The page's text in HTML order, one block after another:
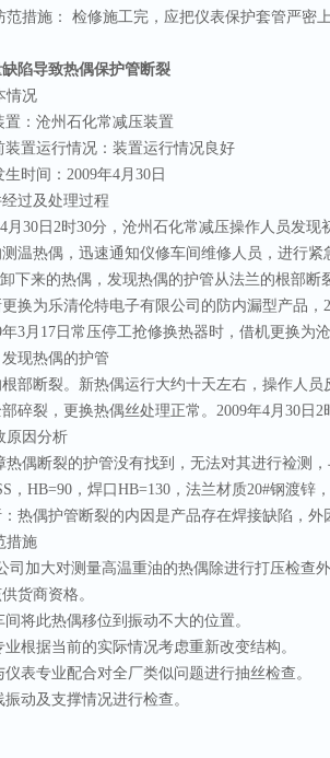
范措施： 检修施工完，应把仪表保护套管严密
陷导致热偶保护管断裂
情况
置：沧州石化常减压装置
装置运行情况：装置运行情况良好
时间：2009年4月30日
过及处理过程
月30日2时30分，沧州石化常减压操作人员发
温热偶，迅速通知仪修车间维修人员，进行紧
下来的热偶，发现热偶的护管从法兰的根部断
换为乐清伦特电子有限公司的防内漏型产品
年3月17日常压停工抢修换热器时，借机更换为
现热偶的护管
部断裂。新热偶运行大约十天左右，操作人
碎裂，更换热偶丝处理正常。2009年4月30日2
原因分析
热偶断裂的护管没有找到，无法对其进行裣测
，HB=90，焊口HB=130，法兰材质20#钢渡
热偶护管断裂的内因是产品存在焊接缺陷，外
措施
司加大对测量高温重油的热偶除进行打压检查
货商资格。
间将此热偶移位到振动不大的位置。
业根据当前的实际情况考虑重新改变结构。
仪表专业配合对全厂类似问题进行抽丝检查。
动及支撑情况进行检查。